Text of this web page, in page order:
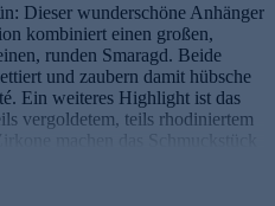
Dieser wunderschöne Anhänger
kombiniert einen großen,
runden Smaragd. Beide
und zaubern damit hübsche
Ein weiteres Highlight ist das
vergoldetem, teils rhodiniertem
machen das Schmuckstück
den Sie immer